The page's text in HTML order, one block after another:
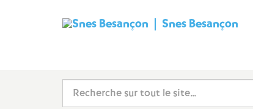
Snes Besançon